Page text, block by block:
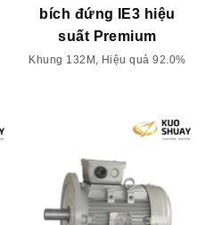
bích đứng IE3 hiệu
suất Premium
Khung 132M, Hiệu quả 92.0%